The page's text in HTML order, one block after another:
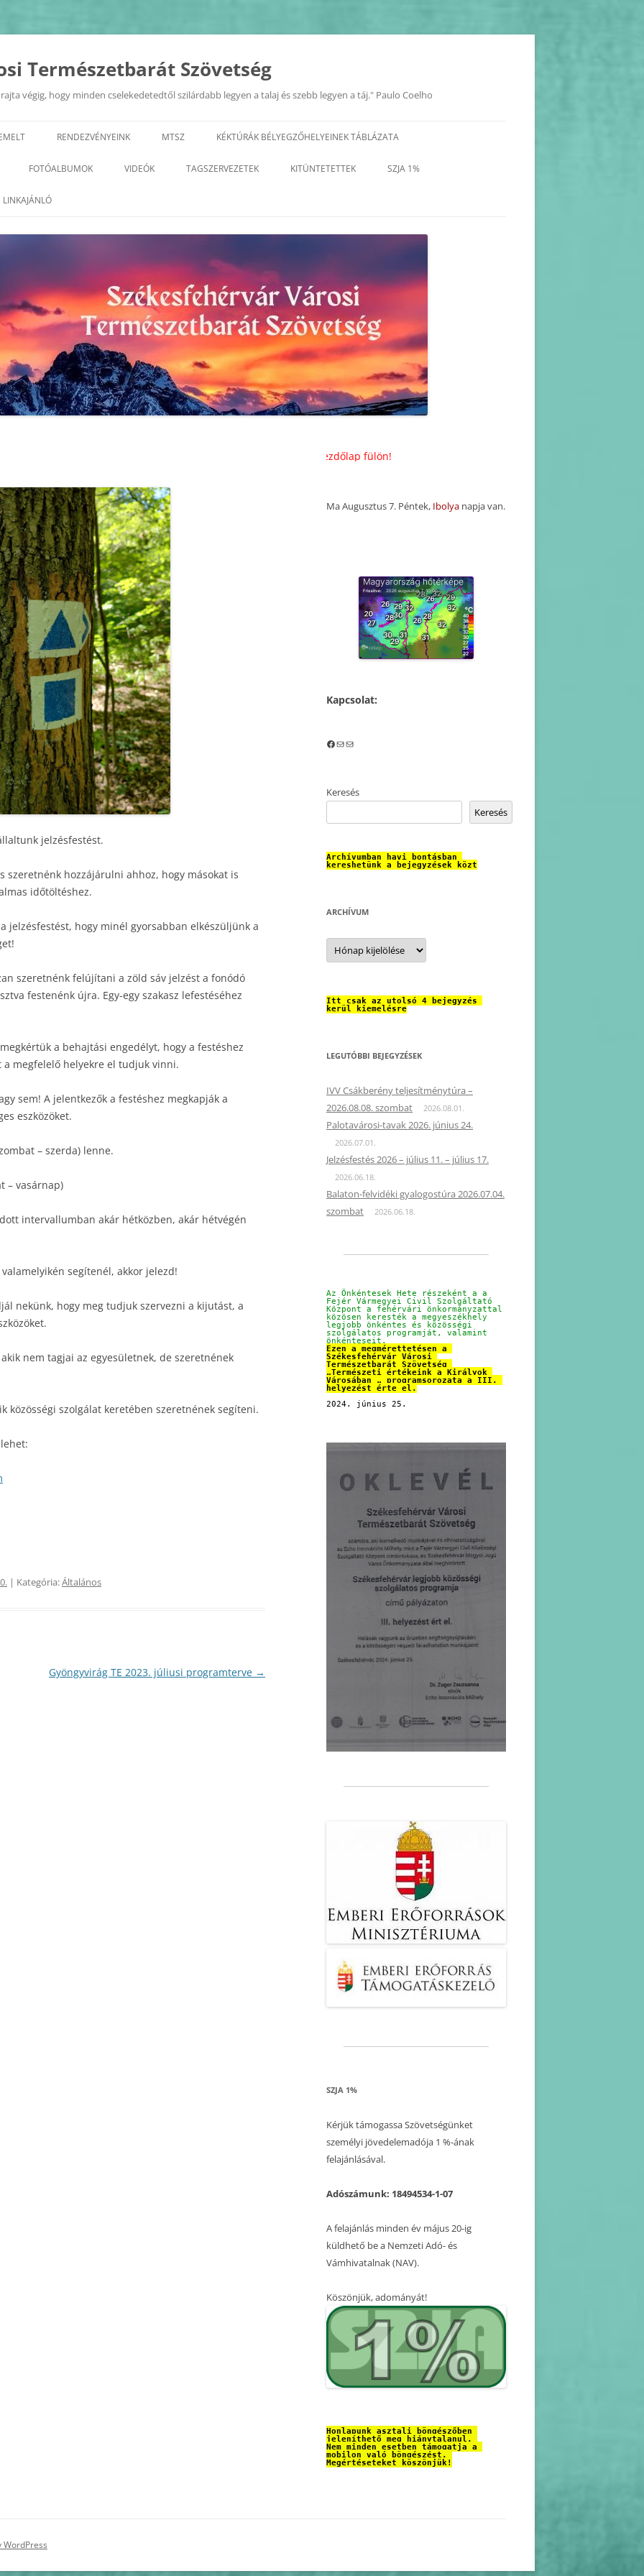
Természetbarát Szövetség
végig, hogy minden cselekedetedtől szilárdabb legyen a talaj és szebb legyen a táj." Paulo Coelho
2022
2021
2019
2018
2015
2014
2013
2012
2011
2010
2009
2008
2007
2006
2005
2004
2003
RENDEZVÉNYEINK
EURÓPAI MOBILITÁSI HÉT
TERMÉSZETI ÉRTÉKEK A KIRÁLYOK
MTSZ KÉKTÚRÁK BÉLYEGZŐHELYEINEK TÁBLÁZATA
FOTÓALBUMOK
2026
2023
2022
2020
2019
2016
2015
2014
2013
2012
2011
2010
2009
2008
2007
2006
2005
2004
VIDEÓK TAGSZERVEZETEK
GYÖNGYVIRÁG TE
KORÁBBI HAVI PROGRAM
TERVEZETEK(2025-2017)
TELEKI TTE– TETETE
VÉRTES METEOR TSE
KORÁBBI HAVI PROGRAM
TERVEZETEK(2025-2016)
VIZIVÁROSI LSE
KORÁBBI PROGRAMOK-
BEJEGYZÉSEK
VÖRÖSMARTY MIHÁLY LSE
KITÜNTETETTEK SZJA 1%
LINKAJÁNLÓ
jelzésfestést.
hozzájárulni ahhoz, hogy másokat is
időtöltéshez.
jelzésfestést, hogy minél gyorsabban elkészüljünk a
szeretnénk felújítani a zöld sáv jelzést a fonódó
festenénk újra. Egy-egy szakasz lefestéséhez
a behajtási engedélyt, hogy a festéshez
a megfelelő helyekre el tudjuk vinni.
sem! A jelentkezők a festéshez megkapják a
eszközöket.
– szerda) lenne.
– vasárnap)
intervallumban akár hétközben, akár hétvégén
segítenél, akkor jelezd!
nekünk, hogy meg tudjuk szervezni a kijutást, a
nem tagjai az egyesületnek, de szeretnének
közösségi szolgálat keretében szeretnének segíteni.
| Kategória:Általános
Gyöngyvirág TE 2023. júliusi programterve →
Friss információk a Kezdőlap fülön!
Ma Augusztus 7. Péntek, Ibolya napja van.
Kapcsolat:
Facebook
Mail
Mail
Keresés
Keresés
Archívumban havi bontásban
kereshetünk a bejegyzések közt
ARCHÍVUM
Archívum
Itt csak az utolsó 4 bejegyzés
kerül kiemelésre
LEGUTÓBBI BEJEGYZÉSEK
IVV Csákberény teljesítménytúra –
2026.08.08. szombat
2026.08.01.
Palotavárosi-tavak 2026. június 24.
2026.07.01.
Jelzésfestés 2026 – július 11. – július 17.
2026.06.18.
Balaton-felvidéki gyalogostúra 2026.07.04.
szombat
2026.06.18.
Az Önkéntesek Hete részeként a a
Fejér Vármegyei Civil Szolgáltató
Központ a fehérvári önkormányzattal
közösen keresték a megyeszékhely
legjobb önkéntes és közösségi
szolgálatos programját, valamint
önkénteseit.
Ezen a megmérettetésen a
Székesfehérvár Városi
Természetbarát Szövetség
„Természeti értékeink a Királyok
Városában „ programsorozata a III.
helyezést érte el.
2024. június 25.
SZJA 1%
Kérjük támogassa Szövetségünket
személyi jövedelemadója 1 %-ának
felajánlásával.
Adószámunk: 18494534-1-07
A felajánlás minden év május 20-ig
küldhető be a Nemzeti Adó- és
Vámhivatalnak (NAV).
Köszönjük, adományát!
Honlapunk asztali böngészőben
jeleníthető meg hiánytalanul.
Nem minden esetben támogatja a
mobilon való böngészést.
Megértéseteket köszönjük!
WordPress